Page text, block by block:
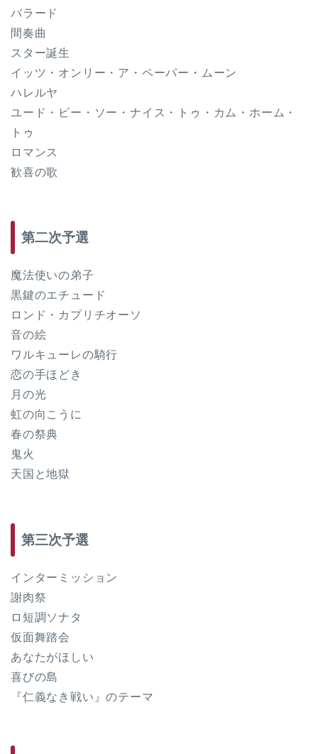
バラード
間奏曲
スター誕生
イッツ・オンリー・ア・ペーパー・ムーン
ハレルヤ
ユード・ビー・ソー・ナイス・トゥ・カム・ホーム・
トゥ
ロマンス
歓喜の歌
第二次予選
魔法使いの弟子
黒鍵のエチュード
ロンド・カプリチオーソ
音の絵
ワルキューレの騎行
恋の手ほどき
月の光
虹の向こうに
春の祭典
鬼火
天国と地獄
第三次予選
インターミッション
謝肉祭
ロ短調ソナタ
仮面舞踏会
あなたがほしい
喜びの島
『仁義なき戦い』のテーマ